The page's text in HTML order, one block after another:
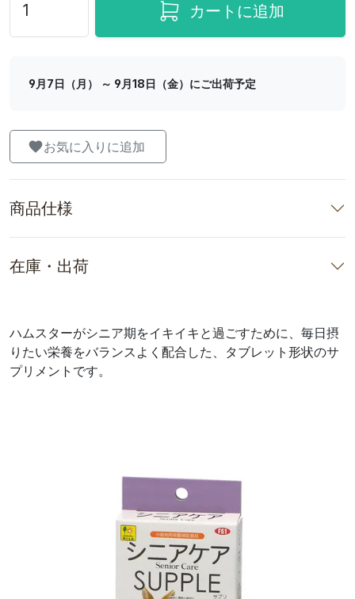
カートに追加
9月7日（月） ～ 9月18日（金）にご出荷予定
お気に入りに追加
商品仕様
在庫・出荷
ハムスターがシニア期をイキイキと過ごすために、毎日摂
りたい栄養をバランスよく配合した、タブレット形状のサ
プリメントです。